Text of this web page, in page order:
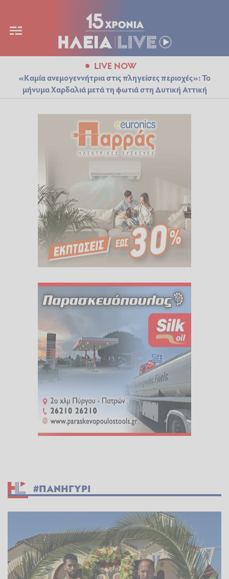
LIVE NOW
«Καμία ανεμογεννήτρια στις πληγείσες περιοχές»: Το
μήνυμα Χαρδαλιά μετά τη φωτιά στη Δυτική Αττική
#ΠΑΝΗΓΥΡΙ